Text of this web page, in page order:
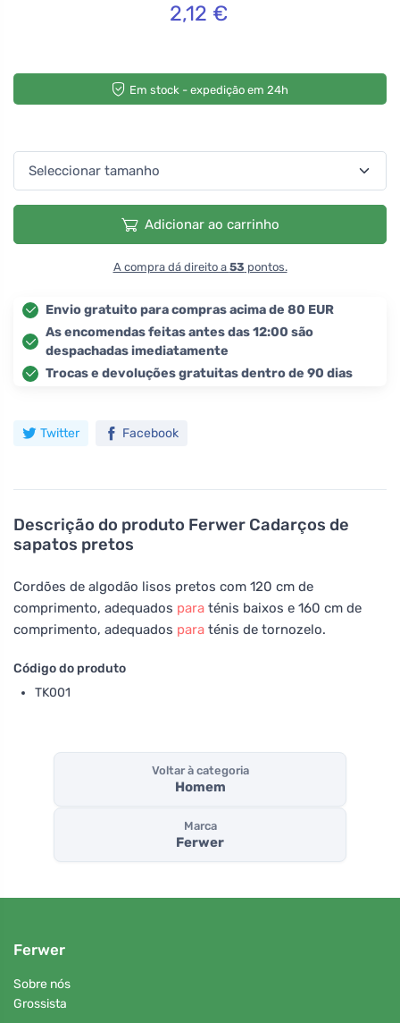
Descrição do produto Ferwer Cadarços de
sapatos pretos
Cordões de algodão lisos pretos com 120 cm de
comprimento, adequados para ténis baixos e 160 cm de
comprimento, adequados para ténis de tornozelo.
Código do produto
TK001
2,12 €
Em stock - expedição em 24h
Adicionar ao carrinho
A compra dá direito a 53 pontos.
Envio gratuito para compras acima de 80 EUR
As encomendas feitas antes das 12:00 são
despachadas imediatamente
Trocas e devoluções gratuitas dentro de 90 dias
Twitter Facebook
Voltar à categoria
Homem
Marca
Ferwer
Ferwer
Sobre nós
Grossista